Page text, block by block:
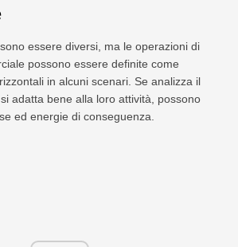
essere diversi, ma le operazioni di
possono essere definite come
in alcuni scenari. Se analizza il
adatta bene alla loro attività, possono
ed energie di conseguenza.